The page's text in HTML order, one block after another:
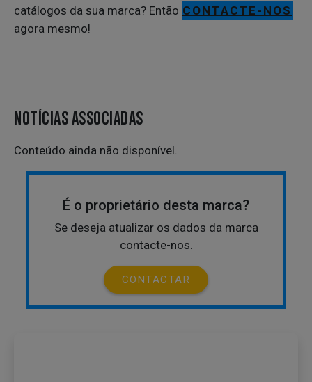
catálogos da sua marca? Então CONTACTE-NOS
agora mesmo!
NOTÍCIAS ASSOCIADAS
Conteúdo ainda não disponível.
É o proprietário desta marca?
Se deseja atualizar os dados da marca
contacte-nos.
CONTACTAR